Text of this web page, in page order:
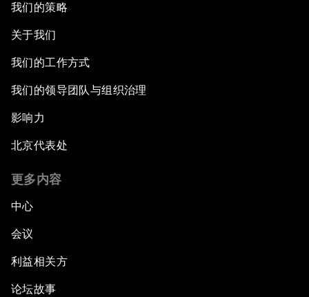
我们的策略
关于我们
我们的工作方式
我们的领导团队与组织治理
影响力
北京代表处
更多内容
中心
会议
利益相关方
论坛故事